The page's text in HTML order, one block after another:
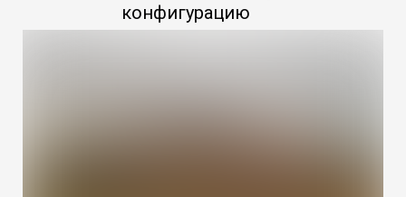
конфигурацию